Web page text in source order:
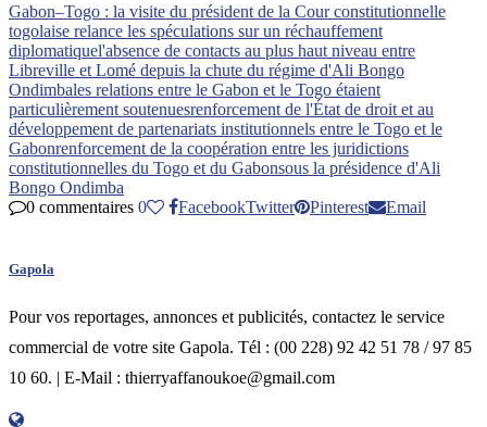
Gabon–Togo : la visite du président de la Cour constitutionnelle
togolaise relance les spéculations sur un réchauffement
diplomatiquel'absence de contacts au plus haut niveau entre
Libreville et Lomé depuis la chute du régime d'Ali Bongo
Ondimbales relations entre le Gabon et le Togo étaient
particulièrement soutenuesrenforcement de l'État de droit et au
développement de partenariats institutionnels entre le Togo et le
Gabonrenforcement de la coopération entre les juridictions
constitutionnelles du Togo et du Gabonsous la présidence d'Ali
Bongo Ondimba
0 commentaires 0 FacebookTwitter Pinterest Email
Gapola
Pour vos reportages, annonces et publicités, contactez le service
commercial de votre site Gapola. Tél : (00 228) 92 42 51 78 / 97 85
10 60. | E-Mail : thierryaffanoukoe@gmail.com